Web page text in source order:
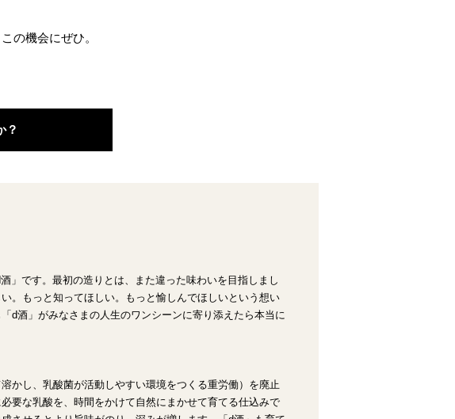
の機会にぜひ。
？
」です。最初の造りとは、また違った味わいを目指しまし
。もっと知ってほしい。もっと愉しんでほしいという想い
d酒」がみなさまの人生のワンシーンに寄り添えたら本当に
かし、乳酸菌が活動しやすい環境をつくる重労働）を廃止
要な乳酸を、時間をかけて自然にまかせて育てる仕込みで